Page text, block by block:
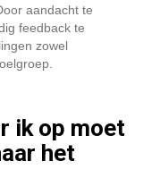
aandacht te
feedback te
zowel
ik op moet
het